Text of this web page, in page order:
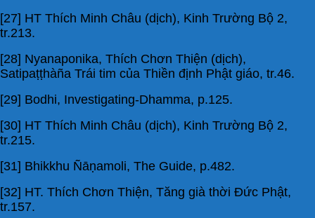
[27] HT Thích Minh Châu (dịch), Kinh Trường Bộ 2,
tr.213.
[28] Nyanaponika, Thích Chơn Thiện (dịch),
Satipaṭṭhàña Trái tim của Thiền định Phật giáo, tr.46.
[29] Bodhi, Investigating-Dhamma, p.125.
[30] HT Thích Minh Châu (dịch), Kinh Trường Bộ 2,
tr.215.
[31] Bhikkhu Ñāṇamoli, The Guide, p.482.
[32] HT. Thích Chơn Thiện, Tăng già thời Đức Phật,
tr.157.